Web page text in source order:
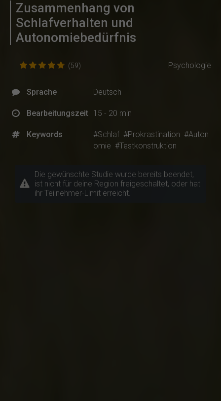
Zusammenhang von
Schlafverhalten und
Autonomiebedürfnis
(59) Psychologie
Sprache Deutsch
Bearbeitungszeit 15 - 20 min
Keywords #Schlaf #Prokrastination #Auton
omie #Testkonstruktion
Die gewünschte Studie wurde bereits beendet,
ist nicht für deine Region freigeschaltet, oder hat
ihr Teilnehmer-Limit erreicht.